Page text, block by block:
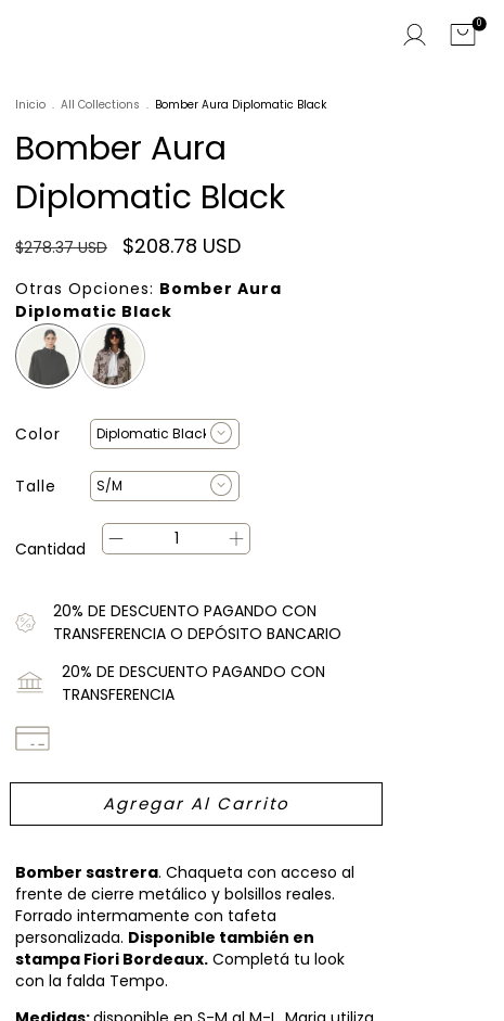
0
Inicio . All Collections . Bomber Aura Diplomatic Black
Bomber Aura
Diplomatic Black
$278.37 USD $208.78 USD
Otras Opciones: Bomber Aura
Diplomatic Black
Color
Talle
Cantidad
20% DE DESCUENTO PAGANDO CON
TRANSFERENCIA O DEPÓSITO BANCARIO
20% DE DESCUENTO PAGANDO CON
TRANSFERENCIA
Bomber sastrera. Chaqueta con acceso al
frente de cierre metálico y bolsillos reales.
Forrado intermamente con tafeta
personalizada. Disponible también en
stampa Fiori Bordeaux. Completá tu look
con la falda Tempo.